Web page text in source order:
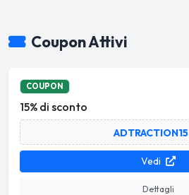
Coupon Attivi
COUPON
15% di sconto
ADTRACTION15
Vedi
Dettagli